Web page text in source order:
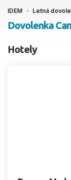
Ako
2 dospelí, 0
IDEM Letná
Dovolenka
Hotely